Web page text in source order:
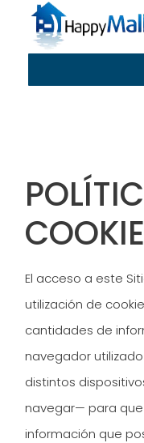
El acceso a este
utilización de
cantidades de
navegador
distintos
navegar— para
información que